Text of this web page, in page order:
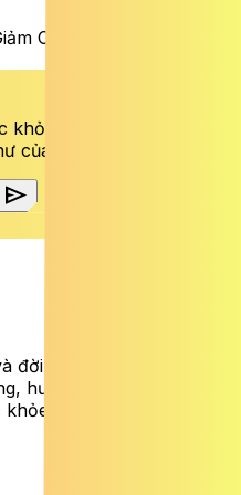
Cân
và bài viết mới nhất
của bạn mỗi tuần.
send
đời sống cung cấp tin
hướng dẫn dinh dưỡng
thể chất lẫn tinh